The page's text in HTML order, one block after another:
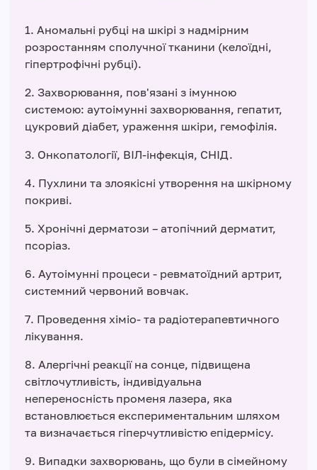
1. Аномальні рубці на шкірі з надмірним
розростанням сполучної тканини (келоїдні,
гіпертрофічні рубці).
2. Захворювання, пов'язані з імунною
системою: аутоімунні захворювання, гепатит,
цукровий діабет, ураження шкіри, гемофілія.
3. Онкопатології, ВІЛ-інфекція, СНІД.
4. Пухлини та злоякісні утворення на шкірному
покриві.
5. Хронічні дерматози – атопічний дерматит,
псоріаз.
6. Аутоімунні процеси - ревматоїдний артрит,
системний червоний вовчак.
7. Проведення хіміо- та радіотерапевтичного
лікування.
8. Алергічні реакції на сонце, підвищена
світлочутливість, індивідуальна
непереносність променя лазера, яка
встановлюється експериментальним шляхом
та визначається гіперчутливістю епідермісу.
9. Випадки захворювань, що були в сімейному